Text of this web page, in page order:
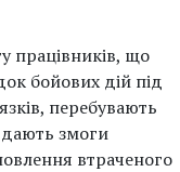
працівників, що
бойових дій під
перебувають
дають змоги
втраченого